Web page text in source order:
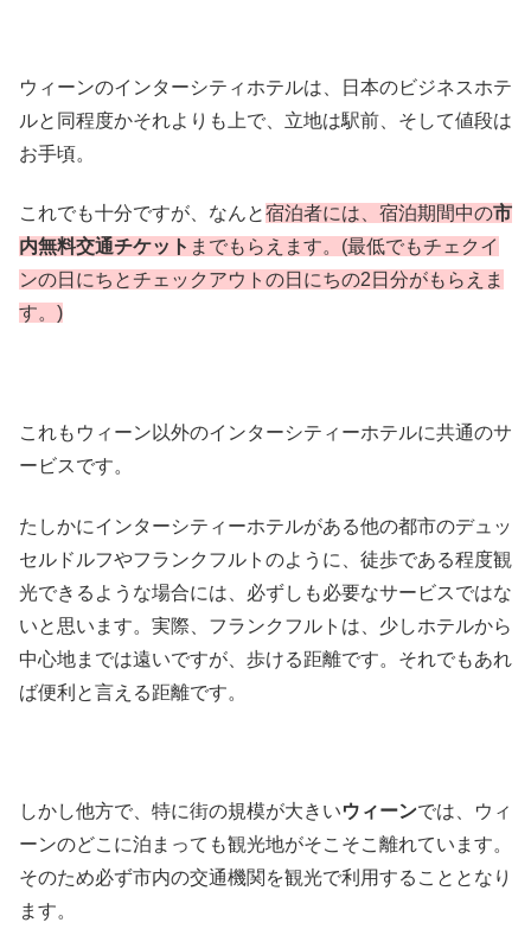
ウィーンのインターシティホテルは、日本のビジネスホテ
ルと同程度かそれよりも上で、立地は駅前、そして値段は
お手頃。
これでも十分ですが、なんと宿泊者には、宿泊期間中の市
内無料交通チケット までもらえます。(最低でもチェクイ
ンの日にちとチェックアウトの日にちの2日分がもらえま
す。)
これもウィーン以外のインターシティーホテルに共通のサ
ービスです。
たしかにインターシティーホテルがある他の都市のデュッ
セルドルフやフランクフルトのように、徒歩である程度観
光できるような場合には、必ずしも必要なサービスではな
いと思います。実際、フランクフルトは、少しホテルから
中心地までは遠いですが、歩ける距離です。それでもあれ
ば便利と言える距離です。
しかし他方で、特に街の規模が大きいウィーンでは、ウィ
ーンのどこに泊まっても観光地がそこそこ離れています。
そのため必ず市内の交通機関を観光で利用することとなり
ます。